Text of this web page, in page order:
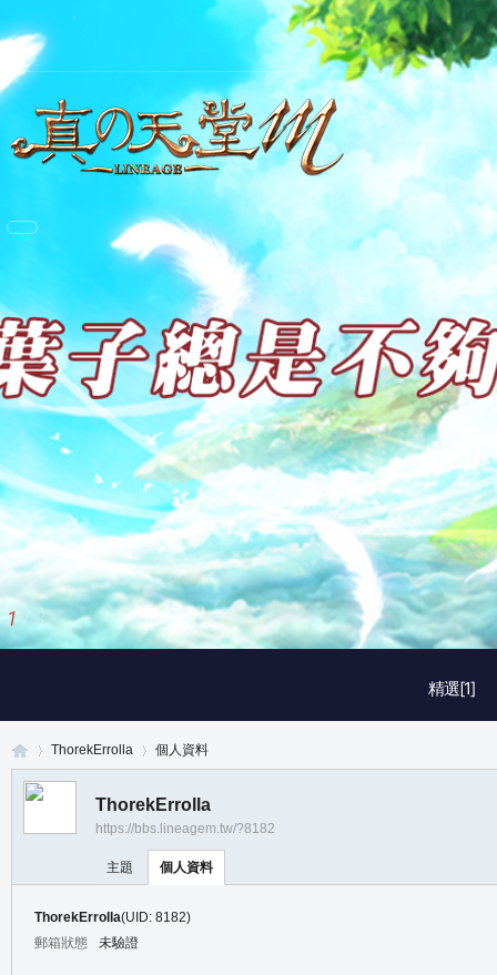
精選[1]
1 / 3
ThorekErrolla 個人資料
ThorekErrolla
https://bbs.lineagem.tw/?8182
主題 個人資料
ThorekErrolla(UID: 8182)
郵箱狀態
未驗證